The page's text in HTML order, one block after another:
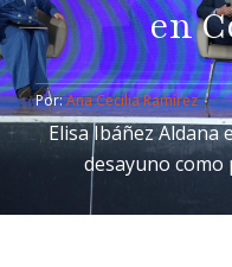
en
Por: Ana Cecilia Ramírez
Elisa Ibáñez
desayuno como